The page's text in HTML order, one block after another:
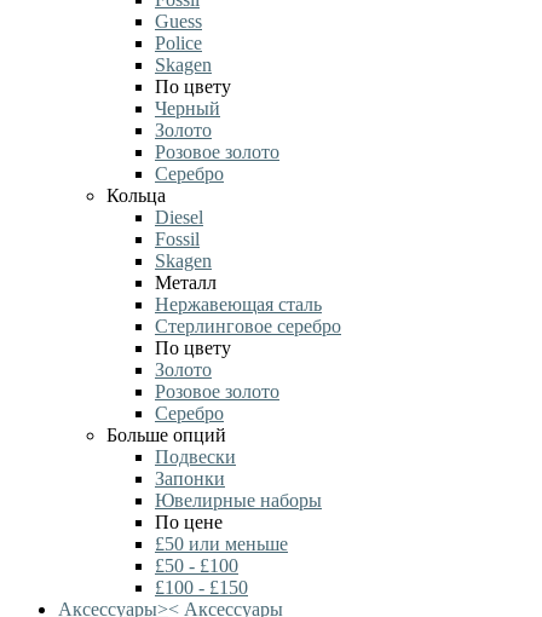
Guess
Police
Skagen
По цвету
Черный
Золото
Розовое золото
Серебро
Кольца
Diesel
Fossil
Skagen
Металл
Нержавеющая сталь
Стерлинговое серебро
По цвету
Золото
Розовое золото
Серебро
Больше опций
Подвески
Запонки
Ювелирные наборы
По цене
£50 или меньше
£50 - £100
£100 - £150
Аксессуары>< Аксессуары